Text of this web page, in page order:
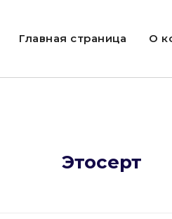
Главная страница О
Этосерт